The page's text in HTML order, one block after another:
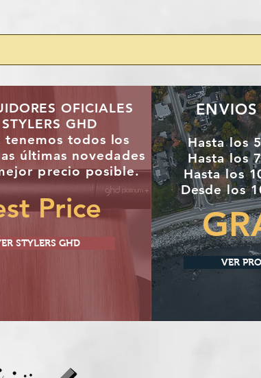
OFICIALES
GHD
tenemos todos los
últimas novedades
precio posible.
Price
STYLERS GHD
Hasta los
Hasta los
Hasta los
Desde los
VER